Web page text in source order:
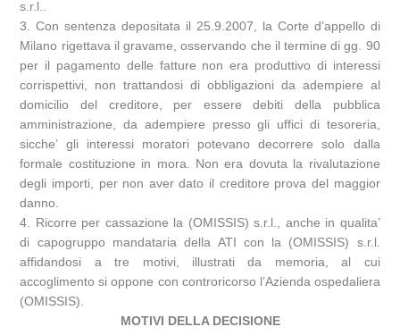
s.r.l..
3. Con sentenza depositata il 25.9.2007, la Corte d’appello di
Milano rigettava il gravame, osservando che il termine di gg. 90
per il pagamento delle fatture non era produttivo di interessi
corrispettivi, non trattandosi di obbligazioni da adempiere al
domicilio del creditore, per essere debiti della pubblica
amministrazione, da adempiere presso gli uffici di tesoreria,
sicche’ gli interessi moratori potevano decorrere solo dalla
formale costituzione in mora. Non era dovuta la rivalutazione
degli importi, per non aver dato il creditore prova del maggior
danno.
4. Ricorre per cassazione la (OMISSIS) s.r.l., anche in qualita’
di capogruppo mandataria della ATI con la (OMISSIS) s.r.l.
affidandosi a tre motivi, illustrati da memoria, al cui
accoglimento si oppone con controricorso l’Azienda ospedaliera
(OMISSIS).
MOTIVI DELLA DECISIONE